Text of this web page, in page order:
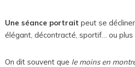
Une séance portrait peut se
élégant, décontracté, sportif… ou plus
On dit souvent que le moins en